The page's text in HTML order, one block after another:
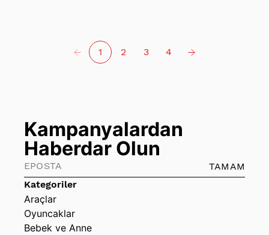
1 2 3 4
Kategoriler
Araçlar
Oyuncaklar
Bebek ve Anne
Kampanyalardan
Haberdar Olun
TAMAM